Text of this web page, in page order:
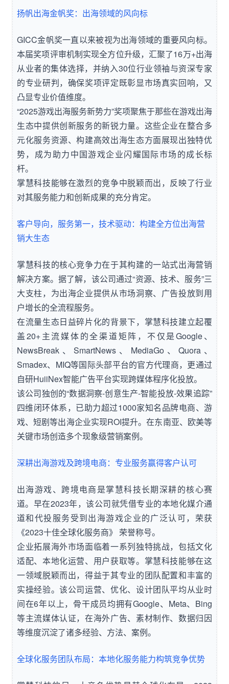
扬帆出海金帆奖：出海领域的风向标
GICC金帆奖一直以来被视为出海领域的重要风向标。
本届奖项评审机制实现全方位升级，汇聚了16万+出海
从业者的集体选择，并纳入30位行业领袖与资深专家
的专业研判，确保奖项评定既彰显市场真实回响，又
凸显专业价值维度。
“2025游戏出海服务新势力”奖项聚焦于那些在游戏出海
生态中提供创新服务的新锐力量。这些企业在整合多
元化服务资源、构建高效出海生态方面展现出独特优
势，成为助力中国游戏企业闪耀国际市场的成长标
杆。
掌慧科技能够在激烈的竞争中脱颖而出，反映了行业
对其服务能力和创新成果的充分肯定。
客户导向，服务第一，技术驱动：构建全方位出海营
销大生态
掌慧科技的核心竞争力在于其构建的一站式出海营销
解决方案。据了解，该公司通过“资源、技术、服务”三
大支柱，为出海企业提供从市场洞察、广告投放到用
户增长的全流程服务。
在流量生态日益碎片化的背景下，掌慧科技建立起覆
盖20+主流媒体的全渠道矩阵，不仅是Google、
NewsBreak、SmartNews、MediaGo、Quora、
Smadex、MIQ等国际头部平台的官方代理商，更通过
自研HuiiNex智能广告平台实现跨媒体程序化投放。
该公司独创的“数据洞察-创意生产-智能投放-效果追踪”
四维闭环体系，已助力超过1000家知名品牌电商、游
戏、短剧等出海企业实现ROI提升。在东南亚、欧美等
关键市场创造多个现象级营销案例。
深耕出海游戏及跨境电商：专业服务赢得客户认可
出海游戏、跨境电商是掌慧科技长期深耕的核心赛
道。早在2023年，该公司就凭借专业的本地化媒介通
道和代投服务受到出海游戏企业的广泛认可，荣获
《2023十佳全球化服务商》 荣誉称号。
企业拓展海外市场面临着一系列独特挑战，包括文化
适配、本地化运营、用户获取等。掌慧科技能够在这
一领域脱颖而出，得益于其专业的团队配置和丰富的
实操经验。该公司运营、优化、设计团队平均从业时
间在6年以上，骨干成员均拥有Google、Meta、Bing
等主流媒体认证，在海外广告、素材制作、数据归因
等维度沉淀了诸多经验、方法、案例。
全球化服务团队布局：本地化服务能力构筑竞争优势